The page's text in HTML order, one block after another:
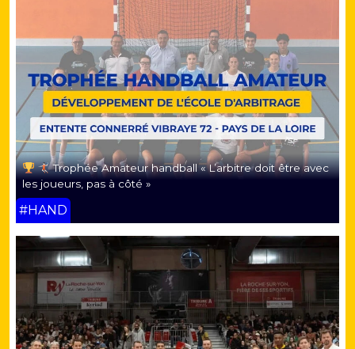
Trophée Amateur handball « L’arbitre doit être avec
les joueurs, pas à côté »
#HAND